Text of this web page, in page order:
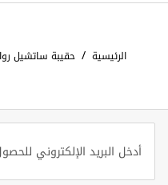
الرئيسية / حقيبة ساتشيل